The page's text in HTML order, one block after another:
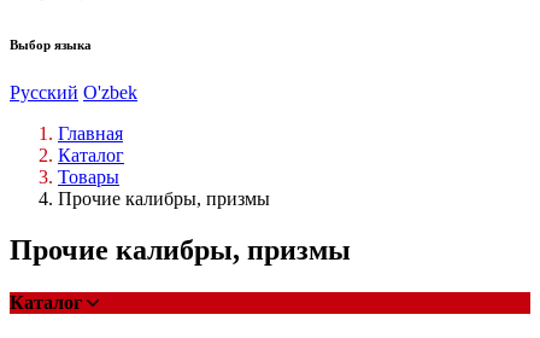
Выбор языка
Русский O'zbek
Главная
Каталог
Товары
Прочие калибры, призмы
Прочие калибры, призмы
Каталог